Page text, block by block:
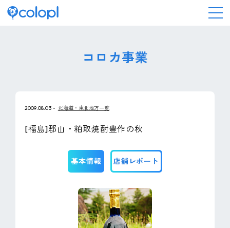
コロカ事業
2009.08.03 北海道・東北地方一覧
[福島]郡山・粕取焼酎豊作の秋
基本情報 店舗レポート